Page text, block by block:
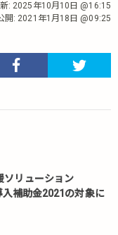
: 2025年10月10日 @16:15
開: 2021年1月18日 @09:25
ソリューション
入補助金2021の対象に